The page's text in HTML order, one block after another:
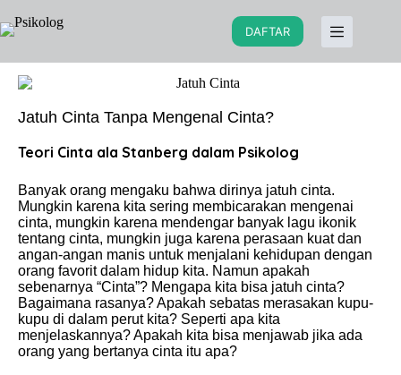
DAFTAR
Jatuh Cinta Tanpa Mengenal Cinta?
Teori Cinta ala Stanberg dalam Psikolog
Banyak orang mengaku bahwa dirinya jatuh cinta.
Mungkin karena kita sering membicarakan mengenai
cinta, mungkin karena mendengar banyak lagu ikonik
tentang cinta, mungkin juga karena perasaan kuat dan
angan-angan manis untuk menjalani kehidupan dengan
orang favorit dalam hidup kita. Namun apakah
sebenarnya “Cinta”? Mengapa kita bisa jatuh cinta?
Bagaimana rasanya? Apakah sebatas merasakan kupu-
kupu di dalam perut kita? Seperti apa kita
menjelaskannya? Apakah kita bisa menjawab jika ada
orang yang bertanya cinta itu apa?